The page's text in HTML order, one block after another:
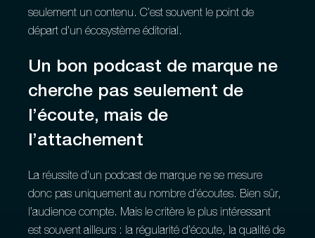
seulement un contenu. C’est souvent le point de
départ d’un écosystème éditorial.
Un bon podcast de marque ne
cherche pas seulement de
l’écoute, mais de
l’attachement
La réussite d’un podcast de marque ne se mesure
donc pas uniquement au nombre d’écoutes. Bien sûr,
l’audience compte. Mais le critère le plus intéressant
est souvent ailleurs : la régularité d’écoute, la qualité de